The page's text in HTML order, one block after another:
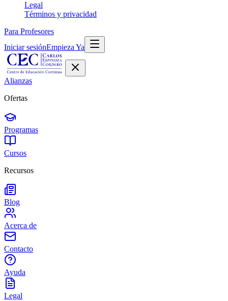
Legal
Términos y privacidad
Para Profesores
Iniciar sesiónEmpieza Ya
Alianzas
Ofertas
Programas
Cursos
Recursos
Blog
Acerca de
Contacto
Ayuda
Legal